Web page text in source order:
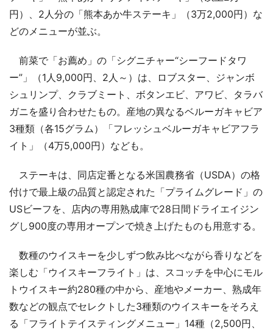
円）、2人分の「熊本あか牛ステーキ」（3万2,000円）な
どのメニューが並ぶ。
前菜で「お薦め」の「シグニチャー“シーフードタワ
ー”」（1人9,000円、2人～）は、ロブスター、ジャンボ
シュリンプ、クラブミート、ボタンエビ、アワビ、タラバ
ガニを盛り合わせたもの。産地の異なるベルーガキャビア
3種類（各15グラム）「フレッシュベルーガキャビアフラ
イト」（4万5,000円）なども。
ステーキは、同店定番となる米国農務省（USDA）の格
付けで最上級の品質と認定された「プライムグレード」の
USビーフを、店内の専用熟成庫で28日間ドライエイジン
グし900度の専用オープンで焼き上げたものも用意する。
数種のウイスキーを少しずつ飲み比べながら香りなどを
楽しむ「ウイスキーフライト」は、スコッチを中心にモル
トウイスキー約280種の中から、産地やメーカー、熟成年
数などの観点でセレクトした3種類のウイスキーをそろえ
る「フライトテイスティングメニュー」14種（2,500円、